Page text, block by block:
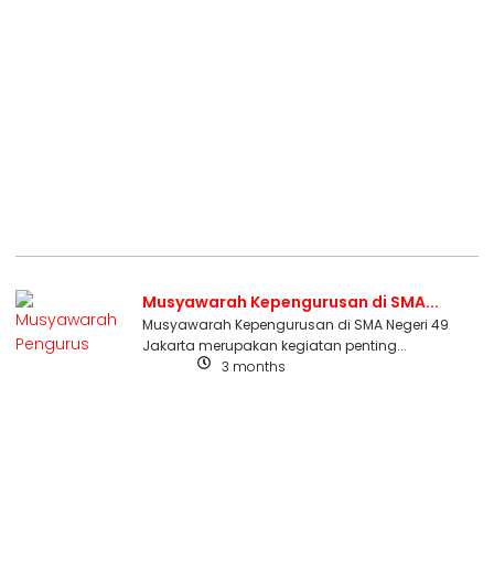
Musyawarah Kepengurusan di SMA...
Musyawarah Kepengurusan di SMA Negeri 49
Jakarta merupakan kegiatan penting...
3 months